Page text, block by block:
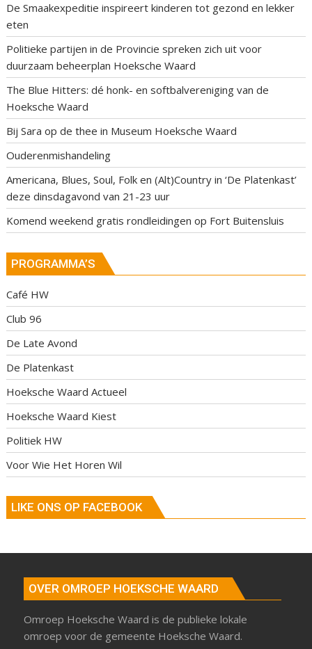
De Smaakexpeditie inspireert kinderen tot gezond en lekker
eten
Politieke partijen in de Provincie spreken zich uit voor
duurzaam beheerplan Hoeksche Waard
The Blue Hitters: dé honk- en softbalvereniging van de
Hoeksche Waard
Bij Sara op de thee in Museum Hoeksche Waard
Ouderenmishandeling
Americana, Blues, Soul, Folk en (Alt)Country in ‘De Platenkast’
deze dinsdagavond van 21-23 uur
Komend weekend gratis rondleidingen op Fort Buitensluis
PROGRAMMA’S
Café HW
Club 96
De Late Avond
De Platenkast
Hoeksche Waard Actueel
Hoeksche Waard Kiest
Politiek HW
Voor Wie Het Horen Wil
LIKE ONS OP FACEBOOK
OVER OMROEP HOEKSCHE WAARD
Omroep Hoeksche Waard is de publieke lokale
omroep voor de gemeente Hoeksche Waard.